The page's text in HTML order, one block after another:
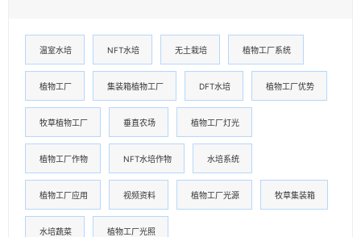
温室水培 NFT水培 无土栽培 植物工厂系统
植物工厂 集装箱植物工厂 DFT水培 植物工厂优势
牧草植物工厂 垂直农场 植物工厂灯光
植物工厂作物 NFT水培作物 水培系统
植物工厂应用 视频资料 植物工厂光源 牧草集装箱
水培蔬菜 植物工厂光照